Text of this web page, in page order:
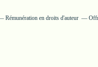
Rémunération en droits d'auteur